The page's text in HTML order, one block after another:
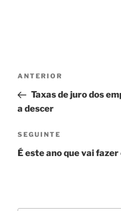
Navegação
artigos
Conteúdo
anterior
ANTERIOR
Taxas de juro dos
a descer
Conteúdo
seguinte
SEGUINTE
É este ano que vai